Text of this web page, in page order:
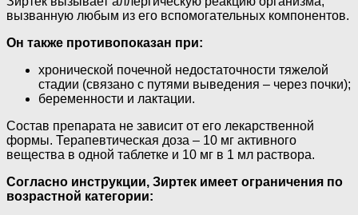
вызванную любым из его вспомогательных компонентов.
Он также противопоказан при:
хронической почечной недостаточности тяжелой
стадии (связано с путями выведения – через почки);
беременности и лактации.
Состав препарата не зависит от его лекарственной
формы. Терапевтическая доза – 10 мг активного
вещества в одной таблетке и 10 мг в 1 мл раствора.
Согласно инструкции, Зиртек имеет ограничения по
возрастной категории: